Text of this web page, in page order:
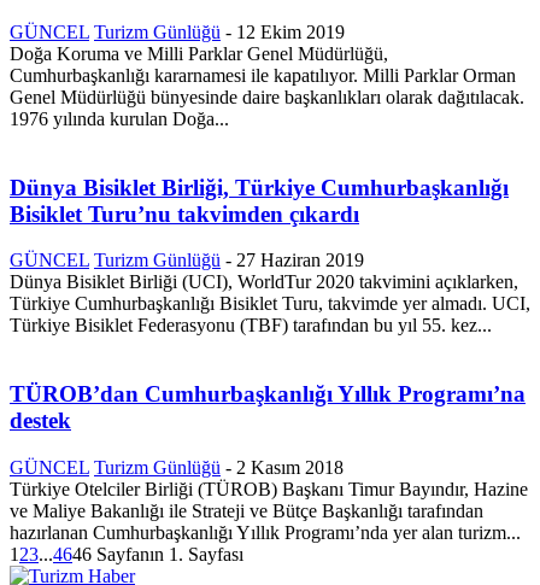
GÜNCEL Turizm Günlüğü - 12 Ekim 2019
Doğa Koruma ve Milli Parklar Genel Müdürlüğü,
Cumhurbaşkanlığı kararnamesi ile kapatılıyor. Milli Parklar Orman
Genel Müdürlüğü bünyesinde daire başkanlıkları olarak dağıtılacak.
1976 yılında kurulan Doğa...
Dünya Bisiklet Birliği, Türkiye Cumhurbaşkanlığı
Bisiklet Turu’nu takvimden çıkardı
GÜNCEL Turizm Günlüğü - 27 Haziran 2019
Dünya Bisiklet Birliği (UCI), WorldTur 2020 takvimini açıklarken,
Türkiye Cumhurbaşkanlığı Bisiklet Turu, takvimde yer almadı. UCI,
Türkiye Bisiklet Federasyonu (TBF) tarafından bu yıl 55. kez...
TÜROB’dan Cumhurbaşkanlığı Yıllık Programı’na
destek
GÜNCEL Turizm Günlüğü - 2 Kasım 2018
Türkiye Otelciler Birliği (TÜROB) Başkanı Timur Bayındır, Hazine
ve Maliye Bakanlığı ile Strateji ve Bütçe Başkanlığı tarafından
hazırlanan Cumhurbaşkanlığı Yıllık Programı’nda yer alan turizm...
1 23...4646 Sayfanın 1. Sayfası